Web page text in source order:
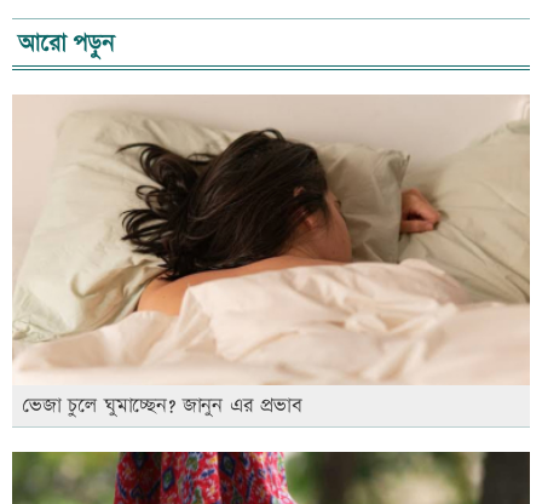
আরো পড়ুন
ভেজা চুলে ঘুমাচ্ছেন? জানুন এর প্রভাব